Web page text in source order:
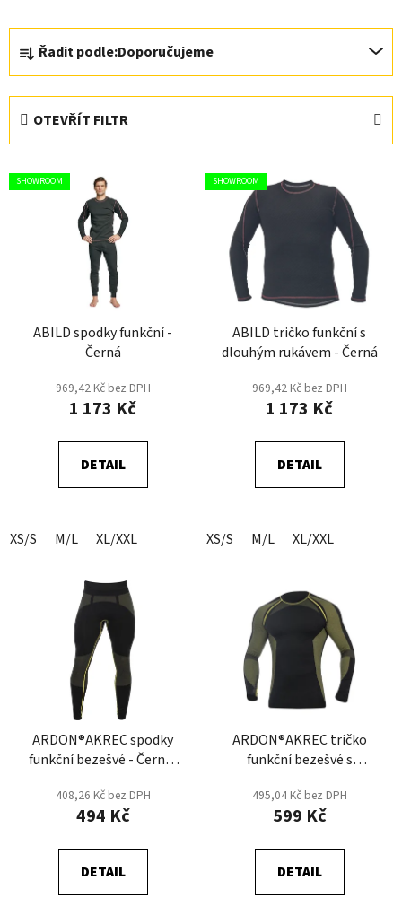
z
p
Řadit podle:Doporučujeme
OTEVŘÍT FILTR
V
ý
SHOWROOM
ABILD spodky funkční -
Černá
969,42 Kč bez DPH
1 173 Kč
DETAIL
XS/S M/L XL/XXL
SHOWROOM
ABILD tričko funkční s
dlouhým rukávem - Černá
969,42 Kč bez DPH
1 173 Kč
DETAIL
XS/S M/L XL/XXL
ARDON®AKREC spodky
funkční bezešvé - Černá/
408,26 Kč bez DPH
494 Kč
DETAIL
ARDON®AKREC tričko
funkční bezešvé s
Černá/Žutá
495,04 Kč bez DPH
599 Kč
DETAIL